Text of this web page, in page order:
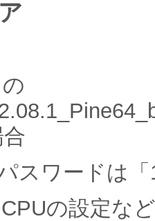
スワードは
の設定など